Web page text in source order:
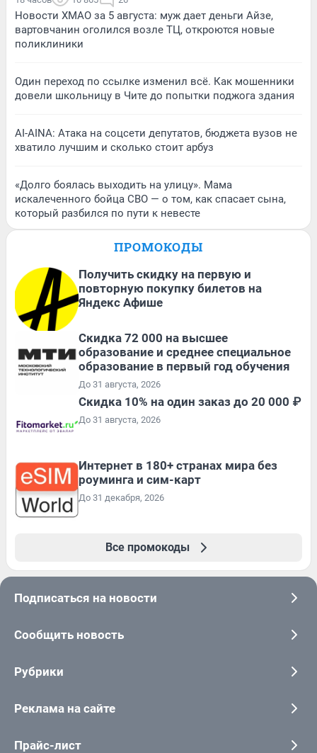
Новости ХМАО за 5 августа: муж дает деньги Айзе,
вартовчанин оголился возле ТЦ, откроются новые
поликлиники
Один переход по ссылке изменил всё. Как мошенники
довели школьницу в Чите до попытки поджога здания
AI-AINA: Атака на соцсети депутатов, бюджета вузов не
хватило лучшим и сколько стоит арбуз
«Долго боялась выходить на улицу». Мама
искалеченного бойца СВО — о том, как спасает сына,
который разбился по пути к невесте
ПРОМОКОДЫ
Получить скидку на первую и
повторную покупку билетов на
Яндекс Афише
Скидка 72 000 на высшее
образование и среднее специальное
образование в первый год обучения
До 31 августа, 2026
Скидка 10% на один заказ до 20 000 ₽
До 31 августа, 2026
Интернет в 180+ странах мира без
роуминга и сим-карт
До 31 декабря, 2026
Все промокоды
Подписаться на новости
Сообщить новость
Рубрики
Реклама на сайте
Прайс-лист